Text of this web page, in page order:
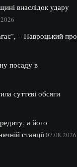
внаслідок удару
– Навроцький про
посаду в
суттєві обсяги
а його
станції07.08.2026